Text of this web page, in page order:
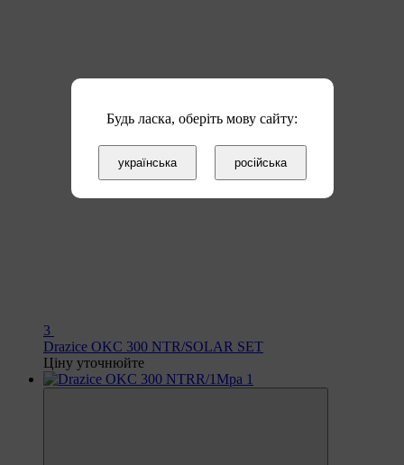
3
Drazice OKC 300 NTR/SOLAR SET
Ціну уточнюйте
Будь ласка, оберіть мову сайту:
українська російська